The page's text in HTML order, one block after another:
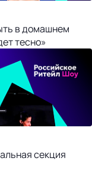
в домашнем
тесно»
секция